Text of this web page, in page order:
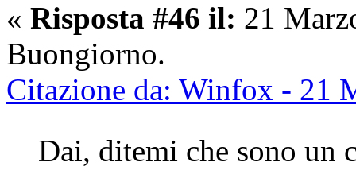
« Risposta #46 il: 21
Buongiorno.
Citazione da: Winfox - 21
Dai, ditemi che sono un